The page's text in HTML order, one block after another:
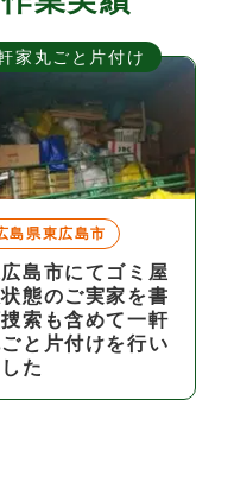
家丸ごと片付け
島県東広島市
島市にてゴミ屋
態のご実家を書
索も含めて一軒
と片付けを行い
た